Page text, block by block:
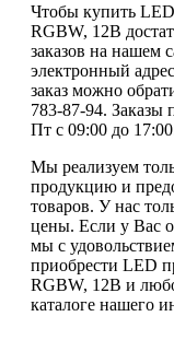
Чтобы купить
RGBW, 12В
заказов на нашем
электронный
заказ можно
783-87-94. Заказы
Пт с 09:00 до
Мы реализуем
продукцию и
товаров. У нас
цены. Если у Вас
мы с
приобрести LED
RGBW, 12В и
каталоге нашего